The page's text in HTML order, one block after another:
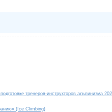
тренеров-инструкторов альпинизма
(Ice Climbing)